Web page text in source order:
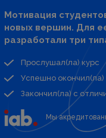
Мотивация
новых вершин. Для
разработали три
Прослушал(ла) курс
Успешно окончил(ла)
Закончил(ла) с
Мы